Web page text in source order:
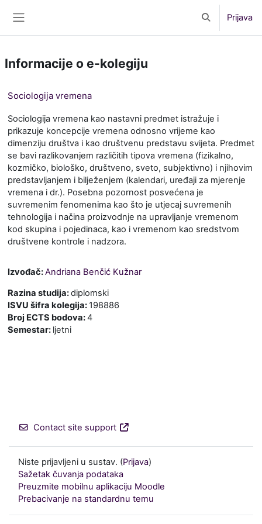
Toggle search
Prijava
Informacije o e-kolegiju
Sociologija vremena
Sociologija vremena kao nastavni predmet istražuje i
prikazuje koncepcije vremena odnosno vrijeme kao
dimenziju društva i kao društvenu predstavu svijeta. Predmet
se bavi razlikovanjem različitih tipova vremena (fizikalno,
kozmičko, biološko, društveno, sveto, subjektivno) i njihovim
predstavljanjem i bilježenjem (kalendari, uređaji za mjerenje
vremena i dr.). Posebna pozornost posvećena je
suvremenim fenomenima kao što je utjecaj suvremenih
tehnologija i načina proizvodnje na upravljanje vremenom
kod skupina i pojedinaca, kao i vremenom kao sredstvom
društvene kontrole i nadzora.
Izvođač:Andriana Benčić Kužnar
Razina studija:diplomski
ISVU šifra kolegija: 198886
Broj ECTS bodova:4
Semestar: ljetni
Contact site support
Niste prijavljeni u sustav. (Prijava)
Sažetak čuvanja podataka
Preuzmite mobilnu aplikaciju Moodle
Prebacivanje na standardnu temu